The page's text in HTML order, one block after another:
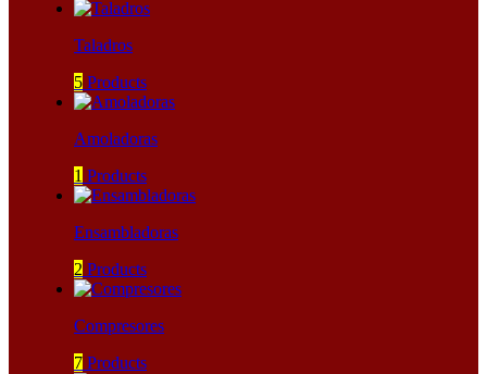
Taladros
5 Products
Amoladoras
1 Products
Ensambladoras
2 Products
Compresores
7 Products